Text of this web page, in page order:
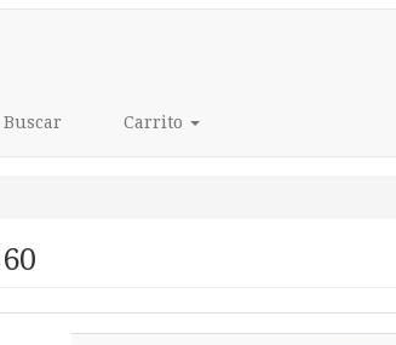
Buscar Carrito